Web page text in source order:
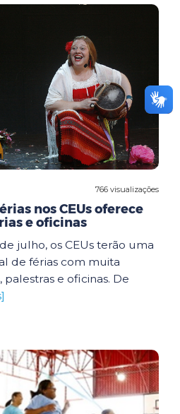
766 visualizações
nos CEUs oferece
e oficinas
julho, os CEUs terão uma
de férias com muita
e oficinas. De